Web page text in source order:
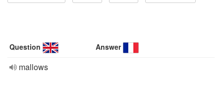
Question Answer
mallows